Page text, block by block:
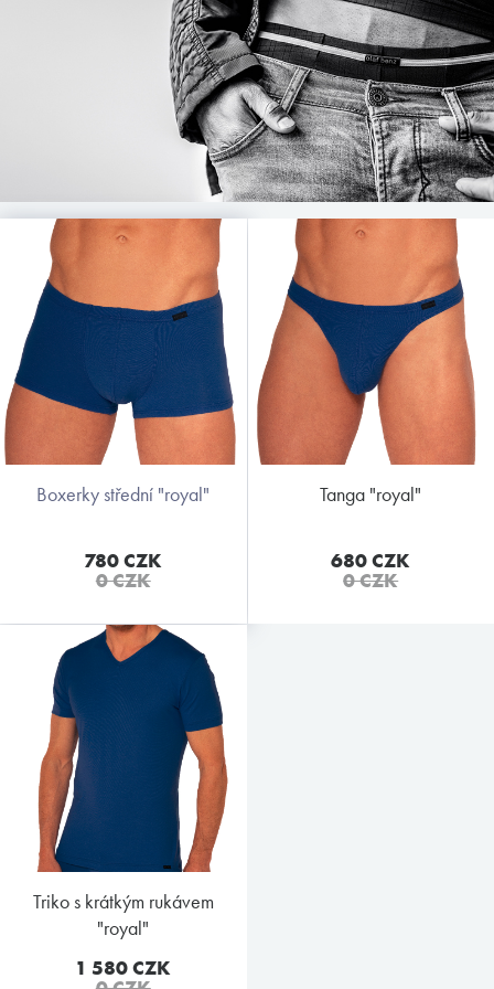
boxerky střední "royal"
780 CZK
0 CZK
tanga "royal"
680 CZK
0 CZK
triko s krátkým rukávem
"royal"
1 580 CZK